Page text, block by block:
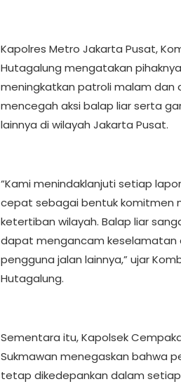
Kapolres Metro Jakarta Pusat,
Hutagalung mengatakan
meningkatkan patroli malam dan
mencegah aksi balap liar serta
lainnya di wilayah Jakarta Pusat.
“Kami menindaklanjuti setiap
cepat sebagai bentuk komitmen
ketertiban wilayah. Balap liar
dapat mengancam keselamatan
pengguna jalan lainnya,” ujar
Hutagalung.
Sementara itu, Kapolsek
Sukmawan menegaskan bahwa
tetap dikedepankan dalam